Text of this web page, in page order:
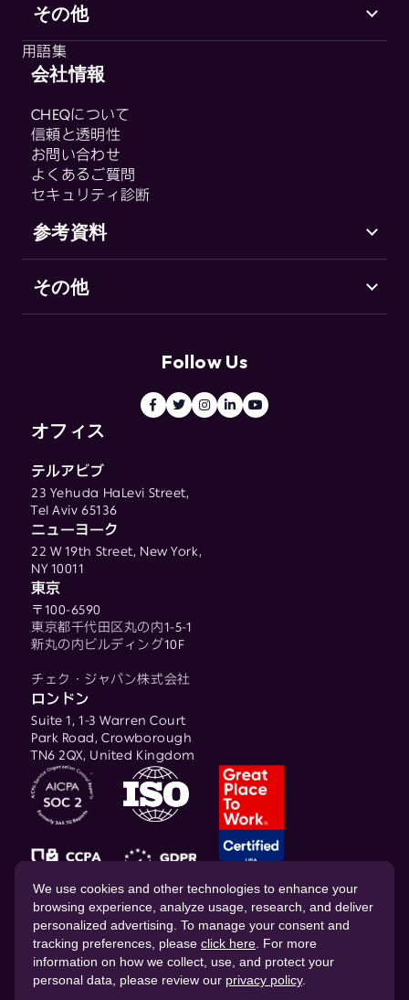
Marketing Security
CHEQ Acquisition
CHEQ Form Guard
CHEQ Analytics
Control & Compliance
CHEQ Enforce
CHEQ Manage
その他
用語集
用語集
会社情報
CHEQについて
信頼と透明性
お問い合わせ
よくあるご質問
セキュリティ診断
参考資料
サポート（英語）
Go-to-Market セキュリティとは
その他
Follow Us
オフィス
テルアビブ
23 Yehuda HaLevi Street,
Tel Aviv 65136
ニューヨーク
22 W 19th Street, New York,
NY 10011
東京
〒100-6590
東京都千代田区丸の内1-5-1
新丸の内ビルディング10F
チェク・ジャパン株式会社
ロンドン
Suite 1, 1-3 Warren Court
Park Road, Crowborough
TN6 2QX, United Kingdom
© 2026 CHEQ AI Technologies Ltd.
ウェブサイトの プライバシーポリシー
We use cookies and other technologies to enhance your
browsing experience, analyze usage, research, and deliver
personalized advertising. To manage your consent and
tracking preferences, please click here . For more
information on how we collect, use, and protect your
personal data, please review our privacy policy.